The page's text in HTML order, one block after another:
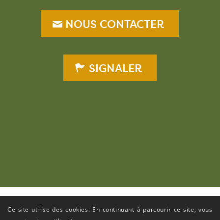
NOUS CONTACTER
SIGNALER
Ce site utilise des cookies. En continuant à parcourir ce site, vous